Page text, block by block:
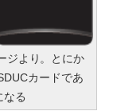
ジより。とにか
カードであ
なる